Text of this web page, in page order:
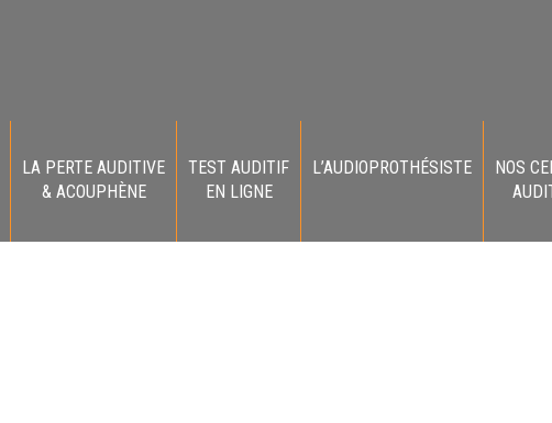
LA PERTE AUDITIVE
& ACOUPHÈNE
TEST AUDITIF
EN LIGNE
L’AUDIOPROTHÉSISTE
NOS